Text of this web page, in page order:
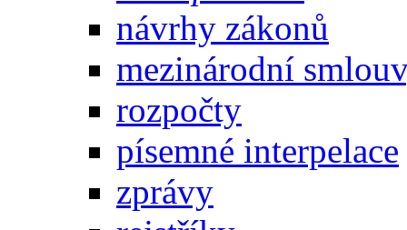
návrhy zákonů
mezinárodní
rozpočty
písemné interpelace
zprávy